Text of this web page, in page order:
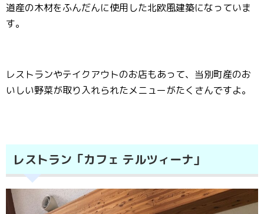
道産の木材をふんだんに使用した北欧風建築になっていま
す。
レストランやテイクアウトのお店もあって、当別町産のお
いしい野菜が取り入れられたメニューがたくさんですよ。
レストラン「カフェ テルツィーナ」